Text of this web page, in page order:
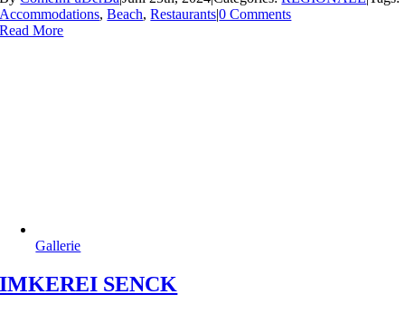
Accommodations,Beach,Restaurants|0 Comments
Read More
Gallerie
IMKEREI SENCK